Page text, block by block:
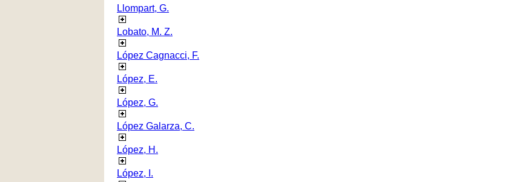
Llompart, G.
Lobato, M. Z.
López Cagnacci, F.
López, E.
López, G.
López Galarza, C.
López, H.
López, I.